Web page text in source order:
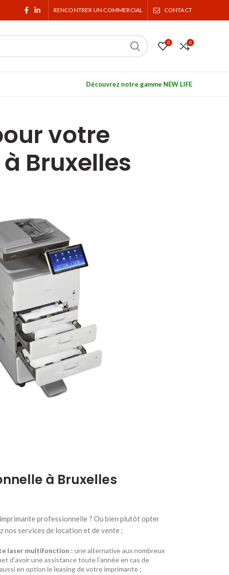
RENCONTRER UN COMMERCIAL CONTACT
0 0
Découvrez notre gamme NEW LIFE
votre
Bruxelles
à Bruxelles
professionnelle ? Ou bien plutôt opter
nos services de location et de vente :
laser multifonction : une alternative aux nombreux
d’avoir une assistance toute l’année en cas de
en option le leasing de votre imprimante ;